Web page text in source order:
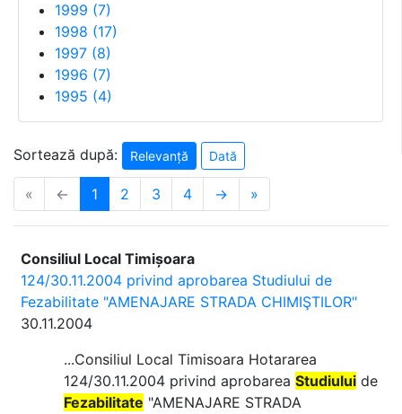
1999 (7)
1998 (17)
1997 (8)
1996 (7)
1995 (4)
Sortează după: Relevanță Dată
« ← 1 2 3 4 → »
Consiliul Local Timișoara
124/30.11.2004 privind aprobarea Studiului de
Fezabilitate "AMENAJARE STRADA CHIMIŞTILOR"
30.11.2004
...Consiliul Local Timisoara Hotararea
124/30.11.2004 privind aprobarea Studiului de
Fezabilitate "AMENAJARE STRADA